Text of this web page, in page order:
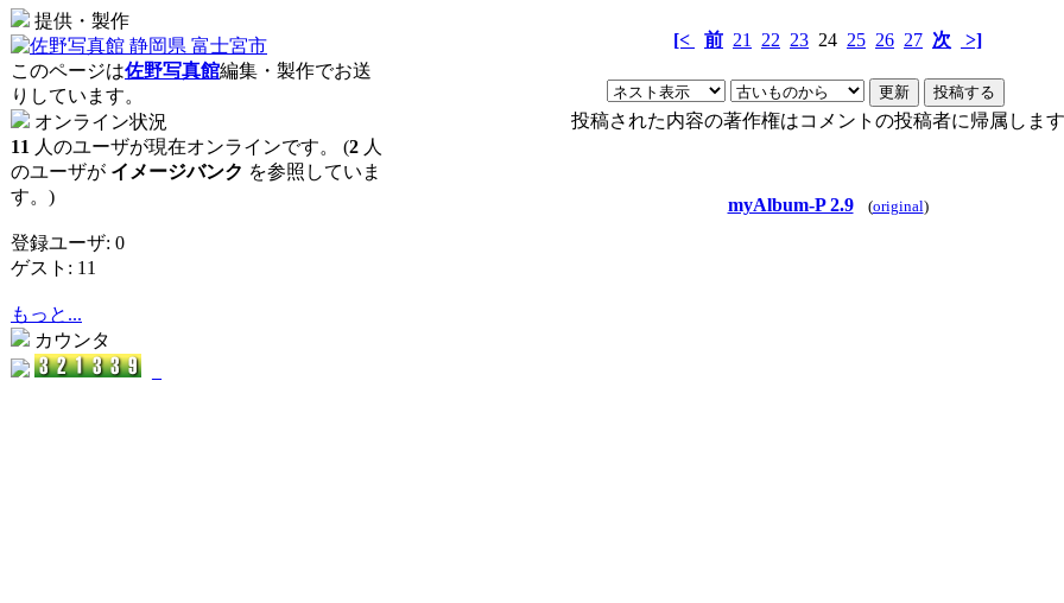
提供・製作
このページは佐野写真館編集・製作でお送
りしています。
オンライン状況
11 人のユーザが現在オンラインです。 (2 人
のユーザが イメージバンク を参照していま
す。)
登録ユーザ: 0
ゲスト: 11
もっと...
カウンタ
[< 前 21 22 23 24 25 26 27 次 >]
投稿された内容の著作権はコメントの投稿者に帰属します
myAlbum-P 2.9 (original)